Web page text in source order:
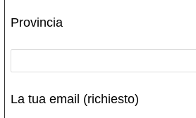
Provincia
La tua email (richiesto)